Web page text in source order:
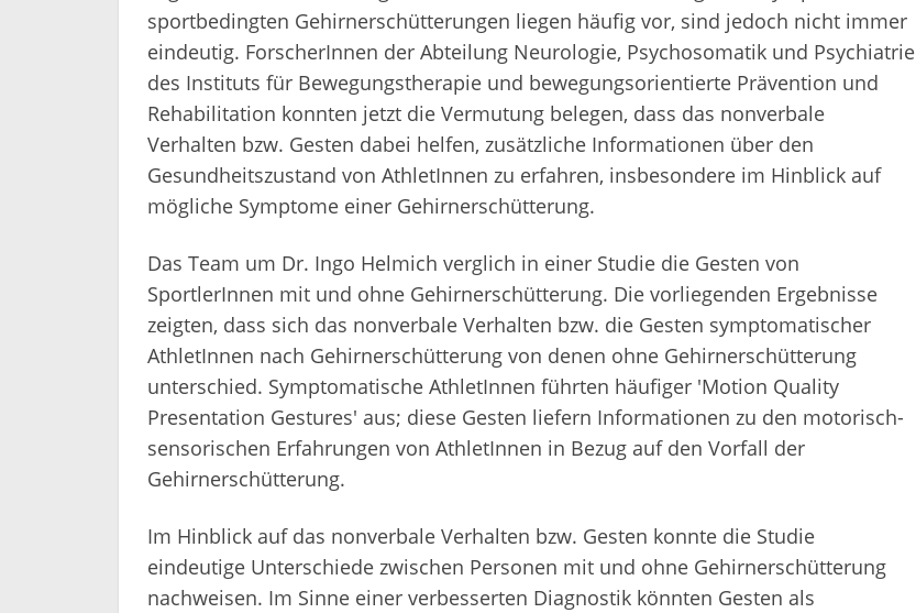
sportbedingten Gehirnerschütterungen liegen häufig vor, sind jedoch nicht immer
eindeutig. ForscherInnen der Abteilung Neurologie, Psychosomatik und Psychiatrie
des Instituts für Bewegungstherapie und bewegungsorientierte Prävention und
Rehabilitation konnten jetzt die Vermutung belegen, dass das nonverbale
Verhalten bzw. Gesten dabei helfen, zusätzliche Informationen über den
Gesundheitszustand von AthletInnen zu erfahren, insbesondere im Hinblick auf
mögliche Symptome einer Gehirnerschütterung.
Das Team um Dr. Ingo Helmich verglich in einer Studie die Gesten von
SportlerInnen mit und ohne Gehirnerschütterung. Die vorliegenden Ergebnisse
zeigten, dass sich das nonverbale Verhalten bzw. die Gesten symptomatischer
AthletInnen nach Gehirnerschütterung von denen ohne Gehirnerschütterung
unterschied. Symptomatische AthletInnen führten häufiger 'Motion Quality
Presentation Gestures' aus; diese Gesten liefern Informationen zu den motorisch-
sensorischen Erfahrungen von AthletInnen in Bezug auf den Vorfall der
Gehirnerschütterung.
Im Hinblick auf das nonverbale Verhalten bzw. Gesten konnte die Studie
eindeutige Unterschiede zwischen Personen mit und ohne Gehirnerschütterung
nachweisen. Im Sinne einer verbesserten Diagnostik könnten Gesten als